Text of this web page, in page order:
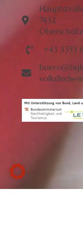
7432
+43 3353